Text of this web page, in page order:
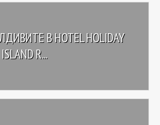
В HOTEL HOLIDAY
ISLAND R...